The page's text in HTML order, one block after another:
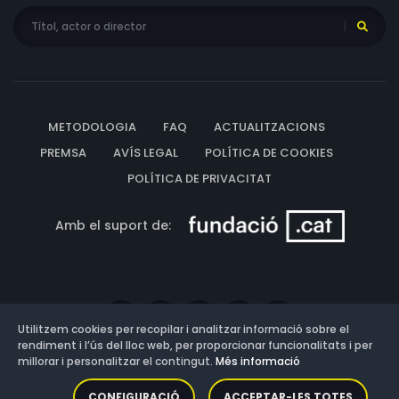
METODOLOGIA FAQ
ACTUALITZACIONS
PREMSA
AVÍS LEGAL
POLÍTICA DE COOKIES
POLÍTICA DE PRIVACITAT
Amb el suport de:
Versió: 3.13.0.202607011342
Utilitzem cookies per recopilar i analitzar informació sobre el
rendiment i l’ús del lloc web, per proporcionar funcionalitats i per
millorar i personalitzar el contingut. Més informació